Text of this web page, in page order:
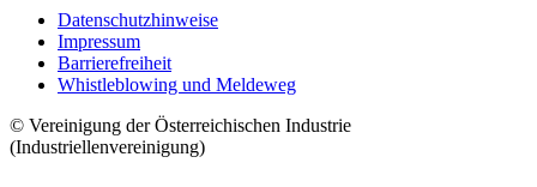
Datenschutzhinweise
Impressum
Barrierefreiheit
Whistleblowing und Meldeweg
© Vereinigung der Österreichischen Industrie
(Industriellenvereinigung)